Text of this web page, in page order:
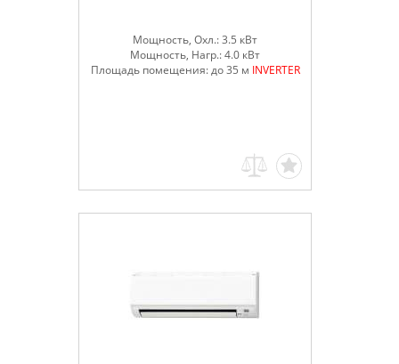
Мощность, Охл.: 3.5 кВт
Мощность, Нагр.: 4.0 кВт
Площадь помещения: до 35 м INVERTER